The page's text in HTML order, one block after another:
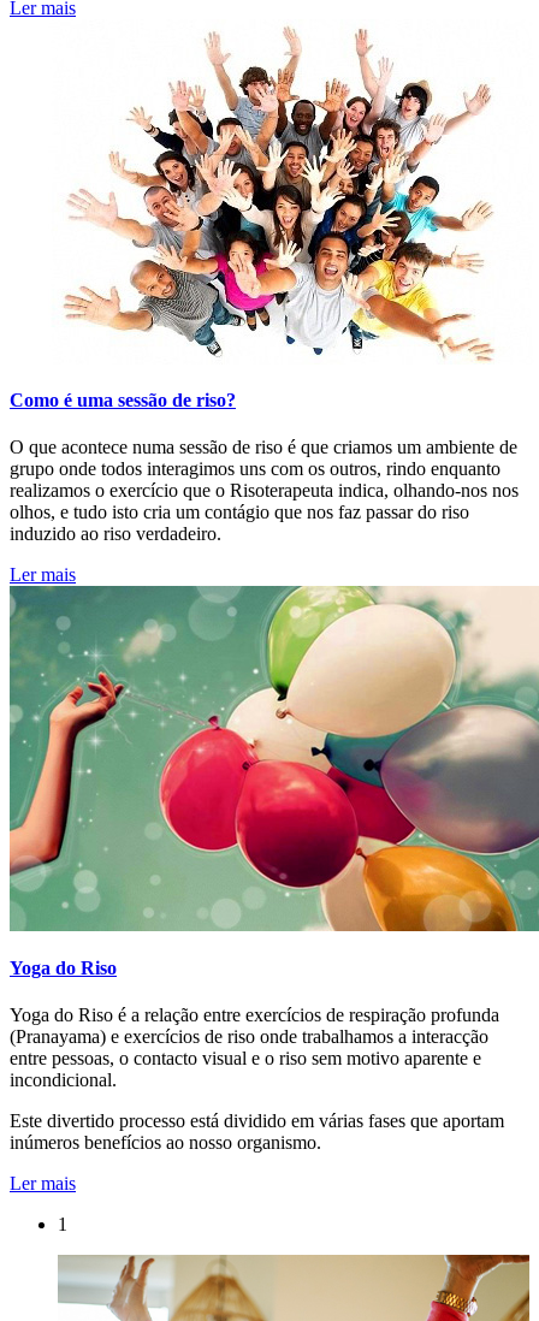
Ler mais
Como é uma sessão de riso?
O que acontece numa sessão de riso é que criamos um ambiente de
grupo onde todos interagimos uns com os outros, rindo enquanto
realizamos o exercício que o Risoterapeuta indica, olhando-nos nos
olhos, e tudo isto cria um contágio que nos faz passar do riso
induzido ao riso verdadeiro.
Ler mais
Yoga do Riso
Yoga do Riso é a relação entre exercícios de respiração profunda
(Pranayama) e exercícios de riso onde trabalhamos a interacção
entre pessoas, o contacto visual e o riso sem motivo aparente e
incondicional.
Este divertido processo está dividido em várias fases que aportam
inúmeros benefícios ao nosso organismo.
Ler mais
1